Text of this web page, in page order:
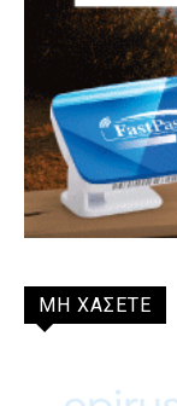
ΜΗ ΧΑΣΕΤΕ